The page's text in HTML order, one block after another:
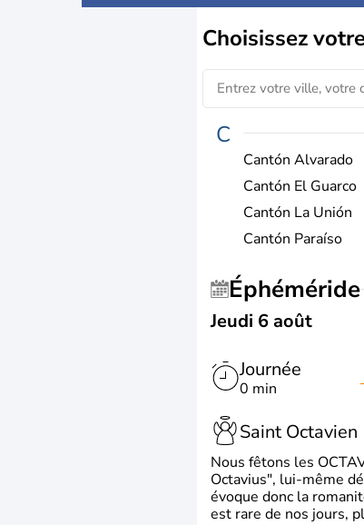
Choisissez
C
Cantón Alvarado
Cantón El Guarco
Cantón La Unión
Cantón Paraíso
Éphéméride
Jeudi 6 août
Journée
0 min
Saint Octavien
Nous fêtons les
Octavius", lui-même
évoque donc la
est rare de nos jours,